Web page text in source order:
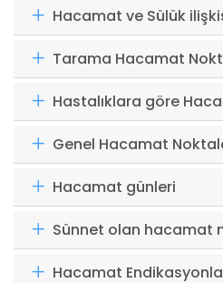
Hacamat ve Sülük
Tarama Hacamat
Hastalıklara göre
Genel Hacamat
Hacamat günleri
Sünnet olan hacamat
Hacamat